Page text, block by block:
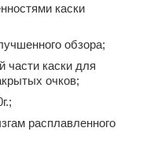
каски
обзора;
части каски для
очков;
расплавленного